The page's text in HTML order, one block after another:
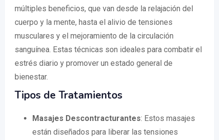
múltiples beneficios, que van desde la relajación del
cuerpo y la mente, hasta el alivio de tensiones
musculares y el mejoramiento de la circulación
sanguínea. Estas técnicas son ideales para combatir el
estrés diario y promover un estado general de
bienestar.
Tipos de Tratamientos
Masajes Descontracturantes: Estos masajes
están diseñados para liberar las tensiones